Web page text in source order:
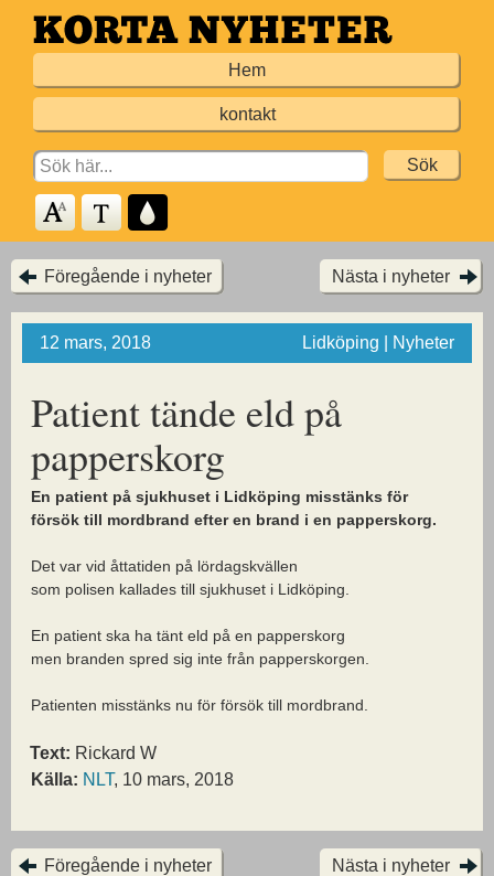
Hoppa
till
Hem
kontakt
Search
for:
Föregående i nyheter Nästa i nyheter
12 mars, 2018 Lidköping | Nyheter
Patient tände eld på
papperskorg
En patient på sjukhuset i Lidköping misstänks för
försök till mordbrand efter en brand i en papperskorg.
Det var vid åttatiden på lördagskvällen
som polisen kallades till sjukhuset i Lidköping.
En patient ska ha tänt eld på en papperskorg
men branden spred sig inte från papperskorgen.
Patienten misstänks nu för försök till mordbrand.
Text: Rickard W
Källa: NLT, 10 mars, 2018
Föregående i nyheter Nästa i nyheter